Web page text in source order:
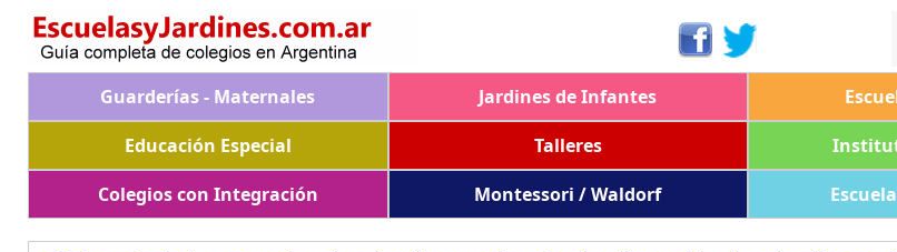
Guarderías - Maternales Jardines de Infantes
Educación Especial
Talleres
Colegios con Integración
Montessori / Waldorf